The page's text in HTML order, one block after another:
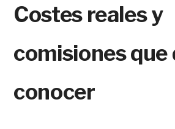
Costes reales y
comisiones que
conocer